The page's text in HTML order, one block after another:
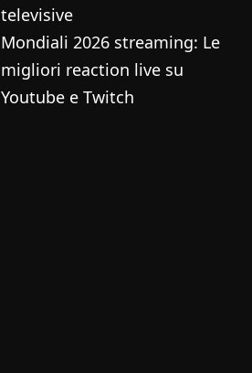
televisive
Mondiali 2026 streaming: Le
migliori reaction live su
Youtube e Twitch